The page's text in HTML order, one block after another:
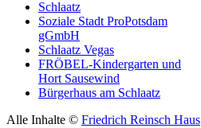
Schlaatz
Soziale Stadt ProPotsdam
gGmbH
Schlaatz Vegas
FRÖBEL-Kindergarten und
Hort Sausewind
Bürgerhaus am Schlaatz
Alle Inhalte © Friedrich Reinsch Haus